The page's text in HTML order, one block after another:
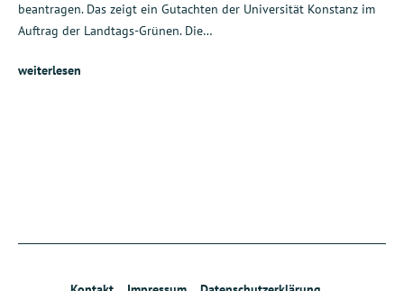
beantragen. Das zeigt ein Gutachten der Universität Konstanz im
Auftrag der Landtags-Grünen. Die…
weiterlesen